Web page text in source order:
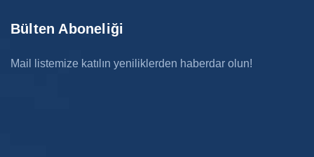
Bülten Aboneliği
Mail listemize katılın yeniliklerden haberdar olun!